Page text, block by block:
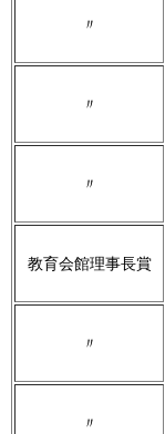
〃
〃
〃
教育会館理事長賞
〃
〃